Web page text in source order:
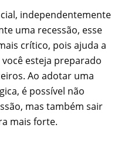
independentemente
uma recessão, esse
crítico, pois ajuda a
esteja preparado
Ao adotar uma
é possível não
mas também sair
mais forte.